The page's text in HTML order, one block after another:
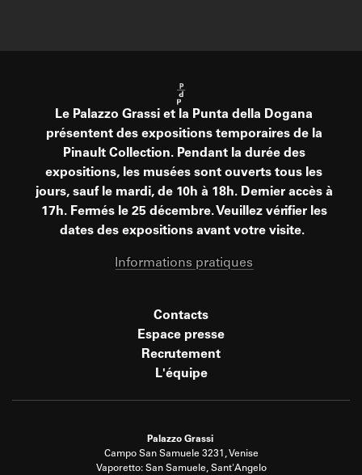
Le Palazzo Grassi et la Punta della Dogana
présentent des expositions temporaires de la
Pinault Collection. Pendant la durée des
expositions, les musées sont ouverts tous les
jours, sauf le mardi, de 10h à 18h. Dernier accès à
17h. Fermés le 25 décembre. Veuillez vérifier les
dates des expositions avant votre visite.
Informations pratiques
Contacts
Espace presse
Recrutement
L'équipe
Palazzo Grassi
Campo San Samuele 3231, Venise
Vaporetto: San Samuele, Sant'Angelo